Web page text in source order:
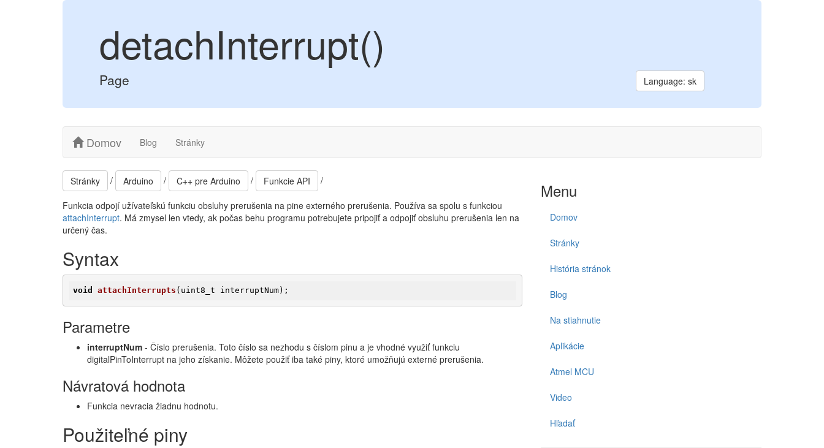
detachInterrupt()
Page Language: sk
Domov Blog Stránky
Stránky / Arduino / C++ pre Arduino / Funkcie API /
Funkcia odpojí užívateľskú funkciu obsluhy prerušenia na pine externého prerušenia. Používa sa spolu s funkciou
attachInterrupt. Má zmysel len vtedy, ak počas behu programu potrebujete pripojiť a odpojiť obsluhu prerušenia len na
určený čas.
Syntax
void attachInterrupts (uint8_t interruptNum) ;
Parametre
interruptNum - Číslo prerušenia. Toto číslo sa nezhodu s číslom pinu a je vhodné využiť funkciu
digitalPinToInterrupt na jeho získanie. Môžete použiť iba také piny, ktoré umožňujú externé prerušenia.
Návratová hodnota
Funkcia nevracia žiadnu hodnotu.
Použiteľné piny
Menu
Domov
Stránky
História stránok
Blog
Na stiahnutie
Aplikácie
Atmel MCU
Video
Hľadať